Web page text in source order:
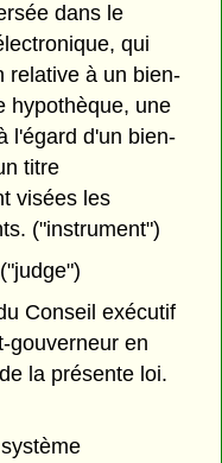
dans le
qui
relative à un bien-
hypothèque, une
l'égard d'un bien-
titre
visées les
("instrument")
Conseil exécutif
gouverneur en
la présente loi.